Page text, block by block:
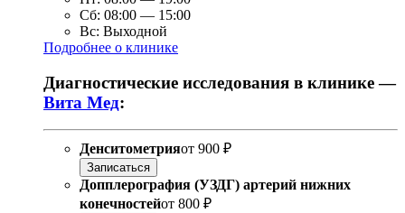
Сб: 08:00 — 15:00
Вс: Выходной
Подробнее о клинике
Диагностические исследования в клинике —
Вита Мед:
Денситометрияот 900 ₽
Записаться
Допплерография (УЗДГ) артерий нижних
конечностейот 800 ₽